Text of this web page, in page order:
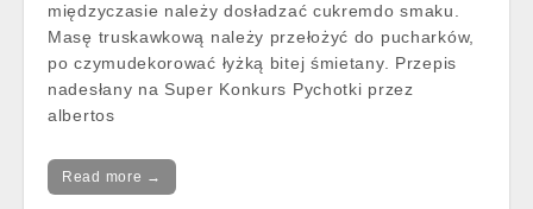
międzyczasie należy dosładzać cukremdo smaku.
Masę truskawkową należy przełożyć do pucharków,
po czymudekorować łyżką bitej śmietany. Przepis
nadesłany na Super Konkurs Pychotki przez
albertos
Read more →